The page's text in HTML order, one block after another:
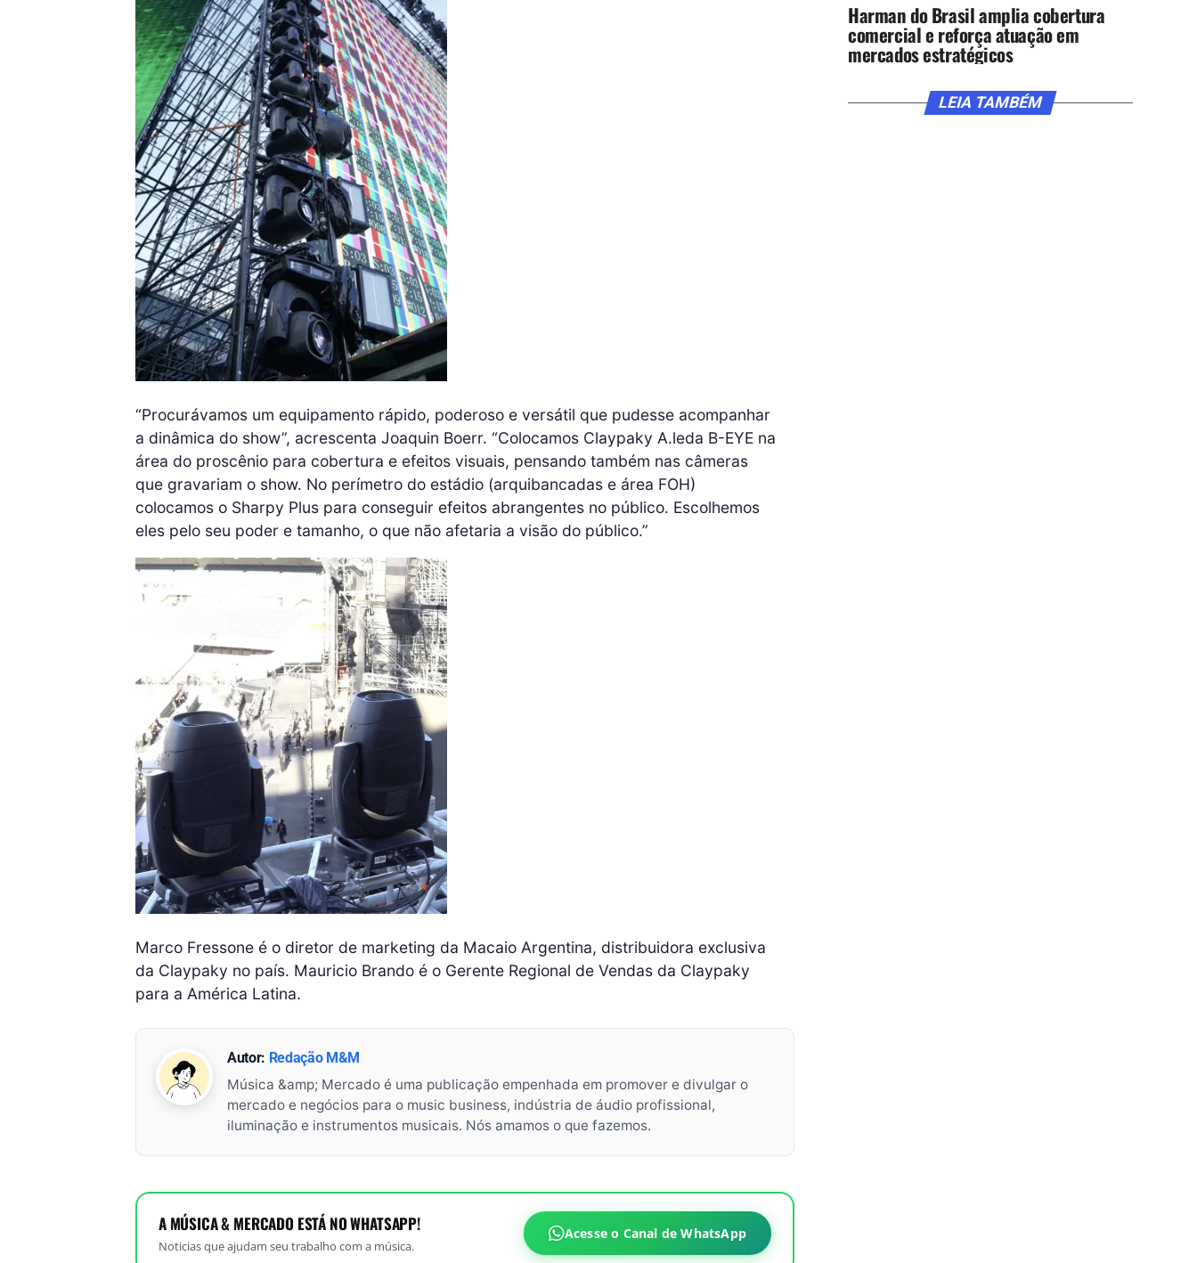
“Procurávamos um equipamento rápido, poderoso e versátil que pudesse acompanhar
a dinâmica do show”, acrescenta Joaquin Boerr. “Colocamos Claypaky A.leda B-EYE na
área do proscênio para cobertura e efeitos visuais, pensando também nas câmeras
que gravariam o show. No perímetro do estádio (arquibancadas e área FOH)
colocamos o Sharpy Plus para conseguir efeitos abrangentes no público. Escolhemos
eles pelo seu poder e tamanho, o que não afetaria a visão do público.”
Marco Fressone é o diretor de marketing da Macaio Argentina, distribuidora exclusiva
da Claypaky no país. Mauricio Brando é o Gerente Regional de Vendas da Claypaky
para a América Latina.
Autor: Redação M&M
Música &amp; Mercado é uma publicação empenhada em promover e divulgar o
mercado e negócios para o music business, indústria de áudio profissional,
iluminação e instrumentos musicais. Nós amamos o que fazemos.
A MÚSICA & MERCADO ESTÁ NO WHATSAPP!
Noticias que ajudam seu trabalho com a música.
Acesse o Canal de WhatsApp
Harman do Brasil amplia cobertura
comercial e reforça atuação em
mercados estratégicos
LEIA TAMBÉM